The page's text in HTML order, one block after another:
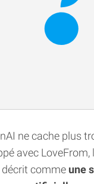
ne cache plus
avec
comme une